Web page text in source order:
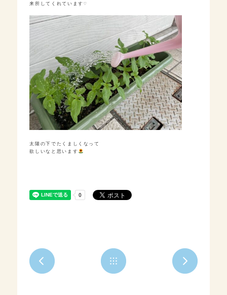
来所してくれています♡
太陽の下でたくましくなって
欲しいなと思います